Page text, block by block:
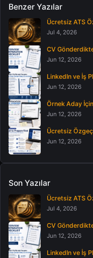
Benzer Yazılar
Ücretsiz ATS
Jul 4, 2026
CV
Jun 12, 2026
LinkedIn ve İş
Jun 12, 2026
Örnek Aday
Jun 12, 2026
Ücretsiz
Jun 12, 2026
Son Yazılar
Ücretsiz ATS
Jul 4, 2026
CV
Jun 12, 2026
LinkedIn ve İş